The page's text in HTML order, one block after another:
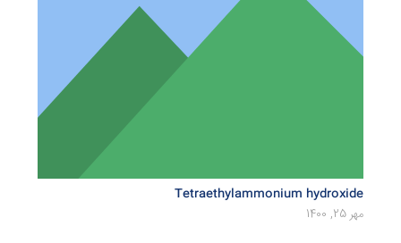
Tetraethylammonium hydroxide
مهر 25, 1400